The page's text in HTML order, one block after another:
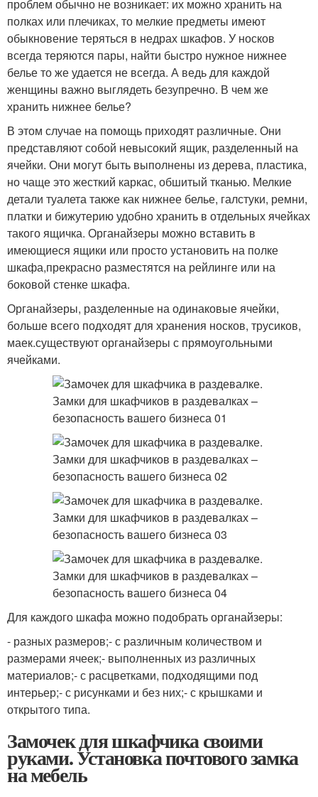
проблем обычно не возникает: их можно хранить на
полках или плечиках, то мелкие предметы имеют
обыкновение теряться в недрах шкафов. У носков
всегда теряются пары, найти быстро нужное нижнее
белье то же удается не всегда. А ведь для каждой
женщины важно выглядеть безупречно. В чем же
хранить нижнее белье?
В этом случае на помощь приходят различные. Они
представляют собой невысокий ящик, разделенный на
ячейки. Они могут быть выполнены из дерева, пластика,
но чаще это жесткий каркас, обшитый тканью. Мелкие
детали туалета также как нижнее белье, галстуки, ремни,
платки и бижутерию удобно хранить в отдельных ячейках
такого ящичка. Органайзеры можно вставить в
имеющиеся ящики или просто установить на полке
шкафа,прекрасно разместятся на рейлинге или на
боковой стенке шкафа.
Органайзеры, разделенные на одинаковые ячейки,
больше всего подходят для хранения носков, трусиков,
маек.существуют органайзеры с прямоугольными
ячейками.
Для каждого шкафа можно подобрать органайзеры:
- разных размеров;- с различным количеством и
размерами ячеек;- выполненных из различных
материалов;- с расцветками, подходящими под
интерьер;- с рисунками и без них;- с крышками и
открытого типа.
Замочек для шкафчика своими
руками. Установка почтового замка
на мебель